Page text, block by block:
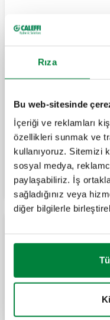
Rıza
Bu web-sitesinde
İçeriği ve reklamları
özellikleri sunmak ve
kullanıyoruz. Sitemizi
sosyal medya,
paylaşabiliriz. İş
sağladığınız veya
diğer bilgilerle
Dönüş
Dönüş
MISSING
Dönüş